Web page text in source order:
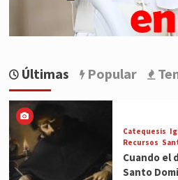
Últimas Popular
Catequesis
Recursos
Cuando el
Santo